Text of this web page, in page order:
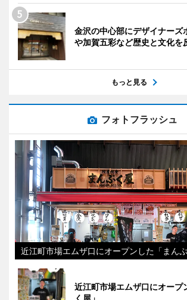
金沢の中心部にデザイナーズ
や加賀五彩など歴史と文化を
もっと見る
フォトフラッシュ
近江町市場エムザ口にオープンした「まんぷ
近江町市場エムザ口にオープ
く屋」